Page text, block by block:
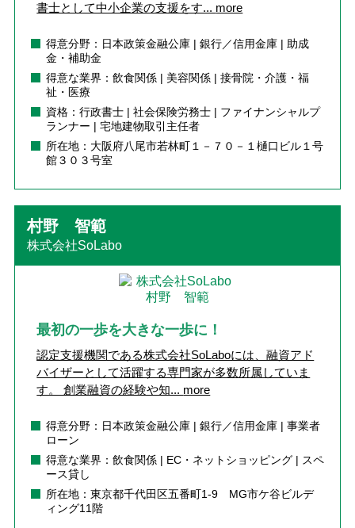
書士として中小企業の支援をす... more
得意分野：日本政策金融公庫 | 銀行／信用金庫 | 助成
金・補助金
得意な業界：飲食関係 | 美容関係 | 接骨院・介護・福
祉・医療
資格：行政書士 | 社会保険労務士 | ファイナンシャルプ
ランナー | 宅地建物取引主任者
所在地：大阪府八尾市若林町１－７０－１樋口ビル１号
館３０３号室
村野 智範
株式会社SoLabo
最初の一歩を大きな一歩に！
認定支援機関である株式会社SoLaboには、融資アド
バイザーとして活躍する専門家が多数所属していま
す。 創業融資の経験や知... more
得意分野：日本政策金融公庫 | 銀行／信用金庫 | 事業者
ローン
得意な業界：飲食関係 | EC・ネットショッピング | スペ
ース貸し
所在地：東京都千代田区五番町1-9 MG市ケ谷ビルデ
ィング11階